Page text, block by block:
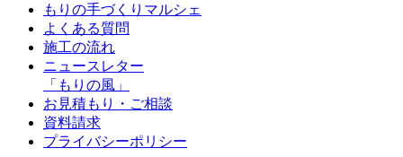
もりの手づくりマルシェ
よくある質問
施工の流れ
ニュースレター
「もりの風」
お見積もり・ご相談
資料請求
プライバシーポリシー